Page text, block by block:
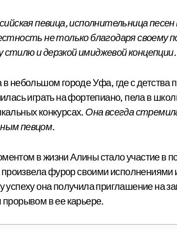
певица, исполнительница
не только благодаря своему
и дерзкой имиджевой концепции.
небольшом городе Уфа, где с детства
играть на фортепиано, пела в
конкурсах. Она всегда
певцом.
в жизни Алины стало участие в
произвела фурор своими исполнениями
успеху она получила приглашение на
в ее карьере.